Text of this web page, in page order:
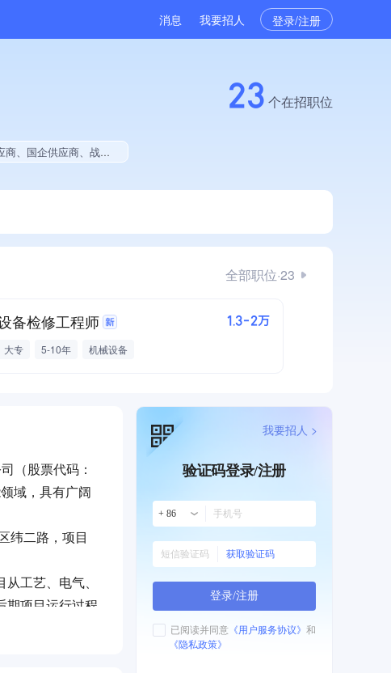
消息 我要招人 登录/注册
、权威管理体系认证、大学生就业贡献、拥有专利、拥有绿色资质、拥有工艺创新能力
23 个在招职位
全部职位·23
备检修工程师 1.3-2万
大专 5-10年 机械设备
（股票代码：
域，具有广阔
纬二路，项目
工艺、电气、
期项目运行过程
验证码登录/注册
+ 86
获取验证码
登录/注册
已阅读并同意 《用户服务协议》 和
《隐私政策》
我要招人 >